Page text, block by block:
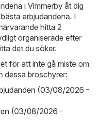
i Vimmerby åt dig
erbjudandena. I
hitta 2
organiserade efter
det du söker.
för att inte gå miste om
dessa broschyrer:
(03/08/2026 -
(03/08/2026 -